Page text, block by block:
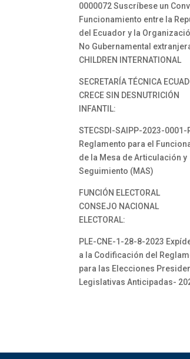
0000072 Suscríbese un
Funcionamiento entre la
del Ecuador y la
No Gubernamental
CHILDREN INTERNATIONAL
SECRETARÍA TÉCNICA
CRECE SIN DESNUTRICIÓN
INFANTIL:
STECSDI-SAIPP-2023-0001-
Reglamento para el
de la Mesa de Articulación y
Seguimiento (MAS)
FUNCIÓN ELECTORAL
CONSEJO NACIONAL
ELECTORAL:
PLE-CNE-1-28-8-2023
a la Codificación del
para las Elecciones
Legislativas Anticipadas-